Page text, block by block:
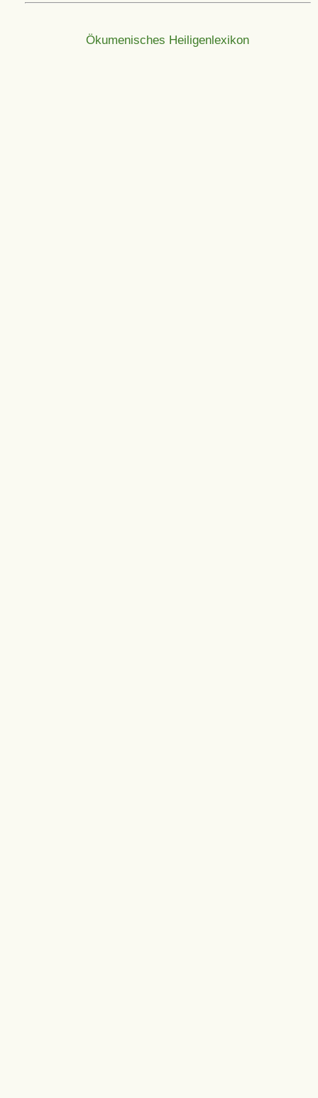
Ökumenisches Heiligenlexikon